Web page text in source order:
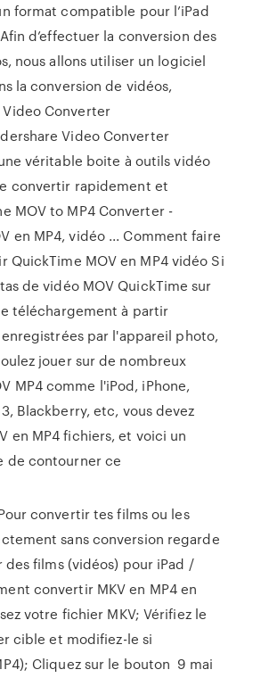
format compatible pour l’iPad
d’effectuer la conversion des
nous allons utiliser un logiciel
la conversion de vidéos,
Video Converter
Video Converter
véritable boite à outils vidéo
convertir rapidement et
MOV to MP4 Converter -
en MP4, vidéo ... Comment faire
QuickTime MOV en MP4 vidéo Si
de vidéo MOV QuickTime sur
téléchargement à partir
par l'appareil photo,
jouer sur de nombreux
MP4 comme l'iPod, iPhone,
Blackberry, etc, vous devez
en MP4 fichiers, et voici un
de contourner ce
convertir tes films ou les
sans conversion regarde
films (vidéos) pour iPad /
convertir MKV en MP4 en
votre fichier MKV; Vérifiez le
cible et modifiez-le si
Cliquez sur le bouton 9 mai